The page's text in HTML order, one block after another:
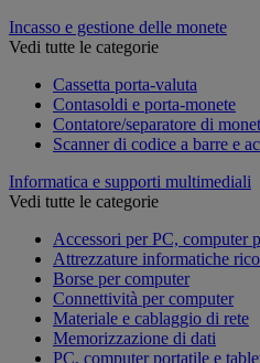
Incasso e gestione delle monete
Vedi tutte le categorie
Cassetta porta-valuta
Contasoldi e porta-monete
Contatore/separatore di
Scanner di codice a barre e
Informatica e supporti multimediali
Vedi tutte le categorie
Accessori per PC, computer
Attrezzature informatiche
Borse per computer
Connettività per computer
Materiale e cablaggio di rete
Memorizzazione di dati
PC, computer portatile e